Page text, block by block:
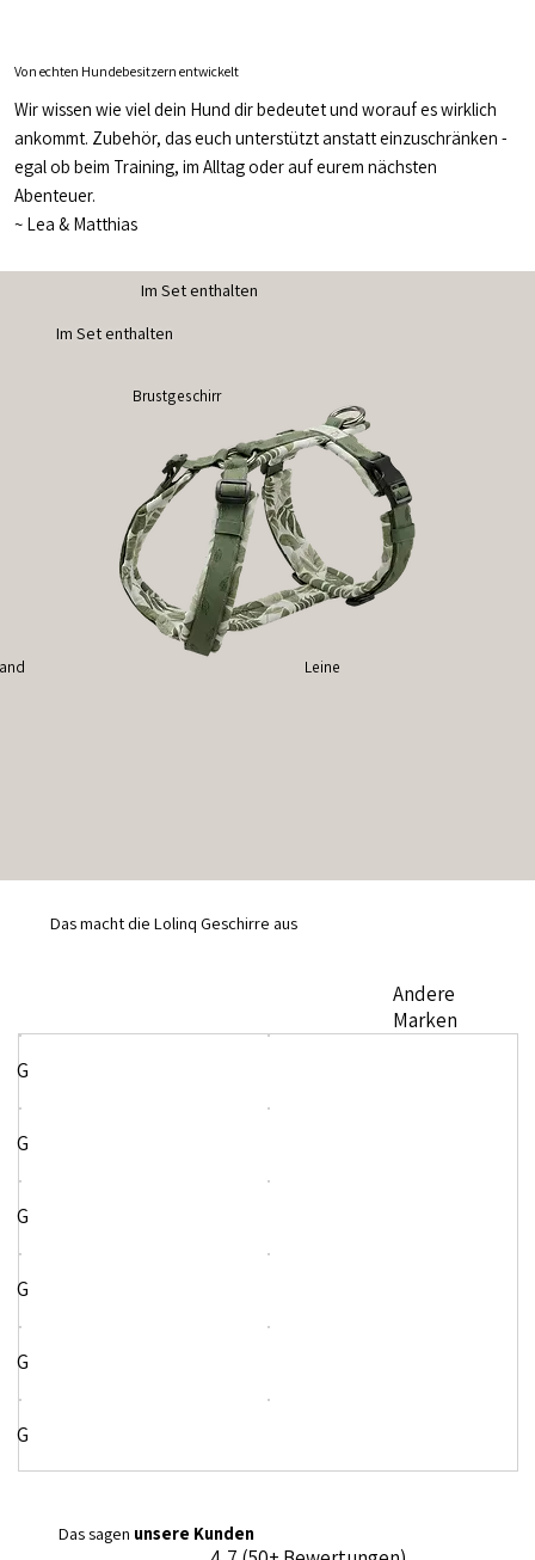
Von echten Hundebesitzern entwickelt
Wir wissen wie viel dein Hund dir bedeutet und worauf es wirklich
ankommt. Zubehör, das euch unterstützt anstatt einzuschränken -
egal ob beim Training, im Alltag oder auf eurem nächsten
Abenteuer.
~Lea & Matthias
Brustgeschirr
Im Set enthalten
Im Set enthalten
Leine
Das macht die Lolinq Geschirre aus
Andere
Marken
G
G
G
G
G
G
Das sagen unsere Kunden